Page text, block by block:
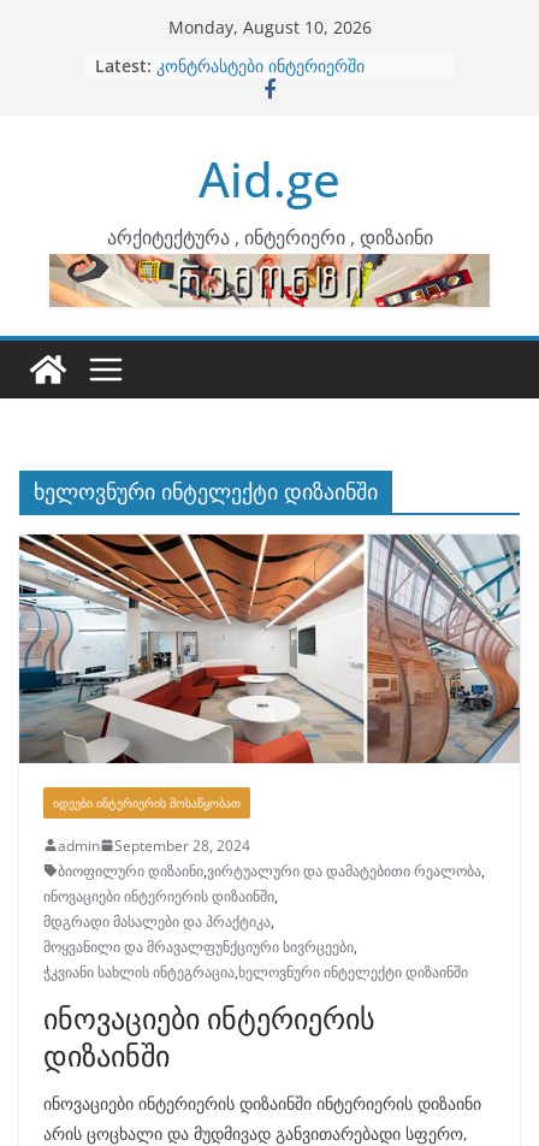
Monday, August 10, 2026
Latest: ბინების გაერთიანება
კონტრასტები ინტერიერში
ინტერიერის დიზიანი
არტემიდი წარმოგიდგენთ
Aid.ge
არქიტექტურა , ინტერიერი , დიზაინი
ხელოვნური ინტელექტი დიზაინში
ᲘᲓᲔᲔᲑᲘ ᲘᲜᲢᲔᲠᲘᲔᲠᲘᲡ ᲛᲝᲡᲐᲬᲧᲝᲑᲐᲗ
admin
September 28, 2024
ბიოფილური დიზაინი,ვირტუალური და დამატებითი რეალობა,
ინოვაციები ინტერიერის დიზაინში,
მდგრადი მასალები და პრაქტიკა,
მოყვანილი და მრავალფუნქციური სივრცეები,
ჭკვიანი სახლის ინტეგრაცია,ხელოვნური ინტელექტი დიზაინში
ინოვაციები ინტერიერის
დიზაინში
ინოვაციები ინტერიერის დიზაინში ინტერიერის დიზაინი
არის ცოცხალი და მუდმივად განვითარებადი სფერო,